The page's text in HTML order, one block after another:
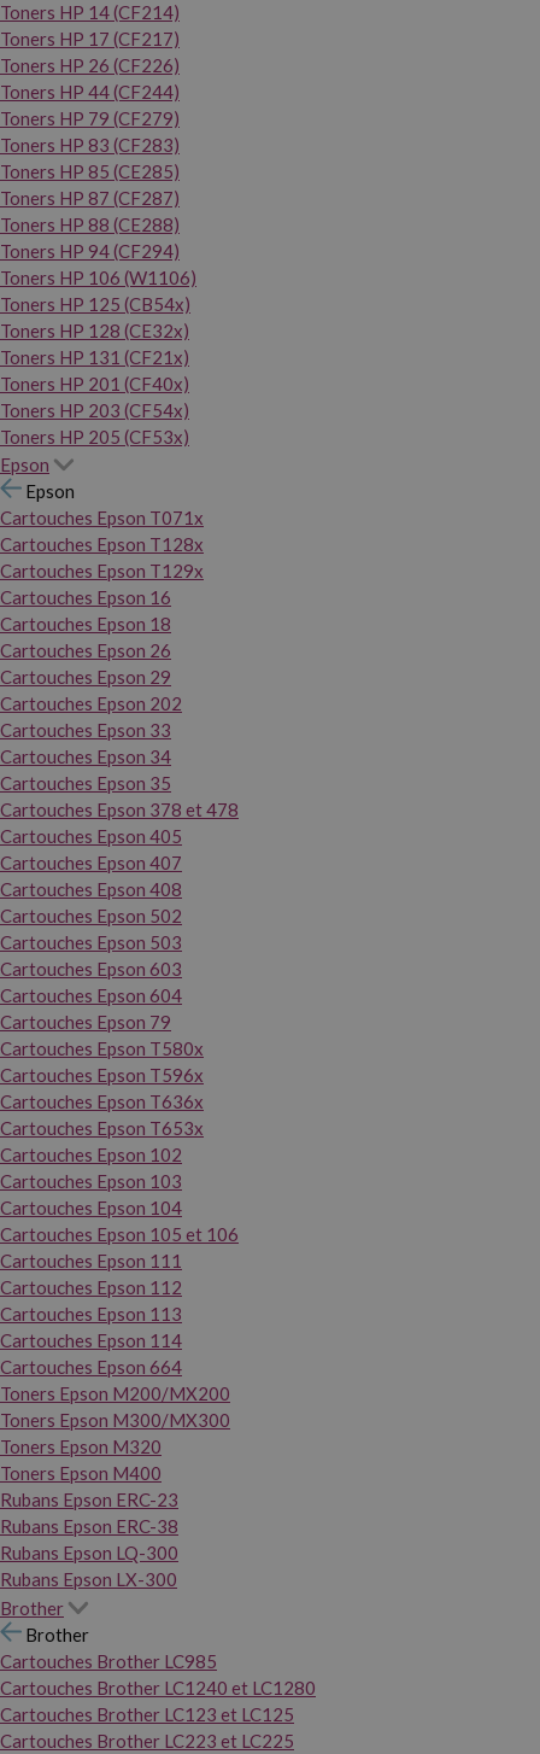
Toners HP 14 (CF214)
Toners HP 17 (CF217)
Toners HP 26 (CF226)
Toners HP 44 (CF244)
Toners HP 79 (CF279)
Toners HP 83 (CF283)
Toners HP 85 (CE285)
Toners HP 87 (CF287)
Toners HP 88 (CE288)
Toners HP 94 (CF294)
Toners HP 106 (W1106)
Toners HP 125 (CB54x)
Toners HP 128 (CE32x)
Toners HP 131 (CF21x)
Toners HP 201 (CF40x)
Toners HP 203 (CF54x)
Toners HP 205 (CF53x)
Epson
Epson
Cartouches Epson T071x
Cartouches Epson T128x
Cartouches Epson T129x
Cartouches Epson 16
Cartouches Epson 18
Cartouches Epson 26
Cartouches Epson 29
Cartouches Epson 202
Cartouches Epson 33
Cartouches Epson 34
Cartouches Epson 35
Cartouches Epson 378 et 478
Cartouches Epson 405
Cartouches Epson 407
Cartouches Epson 408
Cartouches Epson 502
Cartouches Epson 503
Cartouches Epson 603
Cartouches Epson 604
Cartouches Epson 79
Cartouches Epson T580x
Cartouches Epson T596x
Cartouches Epson T636x
Cartouches Epson T653x
Cartouches Epson 102
Cartouches Epson 103
Cartouches Epson 104
Cartouches Epson 105 et 106
Cartouches Epson 111
Cartouches Epson 112
Cartouches Epson 113
Cartouches Epson 114
Cartouches Epson 664
Toners Epson M200/MX200
Toners Epson M300/MX300
Toners Epson M320
Toners Epson M400
Rubans Epson ERC-23
Rubans Epson ERC-38
Rubans Epson LQ-300
Rubans Epson LX-300
Brother
Brother
Cartouches Brother LC985
Cartouches Brother LC1240 et LC1280
Cartouches Brother LC123 et LC125
Cartouches Brother LC223 et LC225